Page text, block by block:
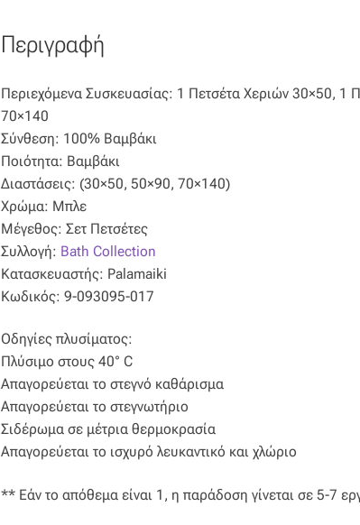
Περιγραφή
Περιεχόμενα Συσκευασίας: 1 Πετσέτα Χεριών 30×50,
70×140
Σύνθεση: 100% Βαμβάκι
Ποιότητα: Βαμβάκι
Διαστάσεις: (30×50, 50×90, 70×140)
Χρώμα: Μπλε
Μέγεθος: Σετ Πετσέτες
Συλλογή: Bath Collection
Κατασκευαστής: Palamaiki
Κωδικός: 9-093095-017
Οδηγίες πλυσίματος:
Πλύσιμο στους 40° C
Απαγορεύεται το στεγνό καθάρισμα
Απαγορεύεται το στεγνωτήριο
Σιδέρωμα σε μέτρια θερμοκρασία
Απαγορεύεται το ισχυρό λευκαντικό και χλώριο
** Εάν το απόθεμα είναι 1, η παράδοση γίνεται σε 5-7